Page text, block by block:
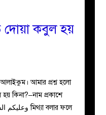
দোয়া কবুল হয়
আমার প্রশ্ন হলো
কিনা?–নাম প্রকাশে